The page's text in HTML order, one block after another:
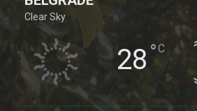
Clear Sky
28 °C